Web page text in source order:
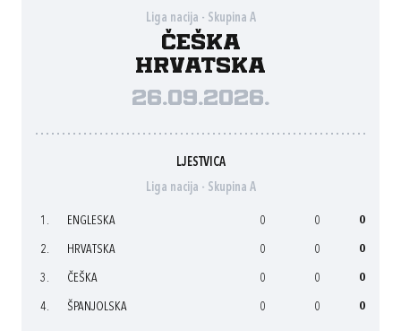
Liga nacija - Skupina A
Češka
Hrvatska
26.09.2026.
LJESTVICA
Liga nacija - Skupina A
1. ENGLESKA 0 0 0
2. HRVATSKA 0 0 0
3. ČEŠKA 0 0 0
4. ŠPANJOLSKA 0 0 0